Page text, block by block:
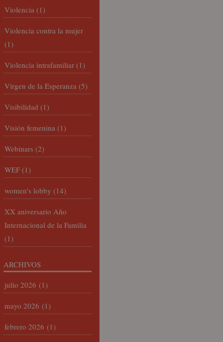
Violencia (1)
Violencia contra la mujer
(1)
Violencia intrafamiliar (1)
Virgen de la Esperanza (5)
Visibilidad (1)
Visión femenina (1)
Webinars (2)
WEF (1)
women's lobby (14)
XX aniversario Año
Internacional de la Familia
(1)
ARCHIVOS
julio 2026 (1)
mayo 2026 (1)
febrero 2026 (1)